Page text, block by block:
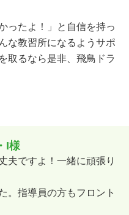
ったよ！」と自信を持っ
な教習所になるようサポ
取るなら是非、飛鳥ドラ
I様
夫ですよ！一緒に頑張り
。指導員の方もフロント